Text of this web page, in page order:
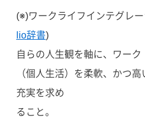
(※)ワークライフインテグレ
lio辞書)
自らの人生観を軸に、ワー
（個人生活）を柔軟、かつ
充実を求め
ること。